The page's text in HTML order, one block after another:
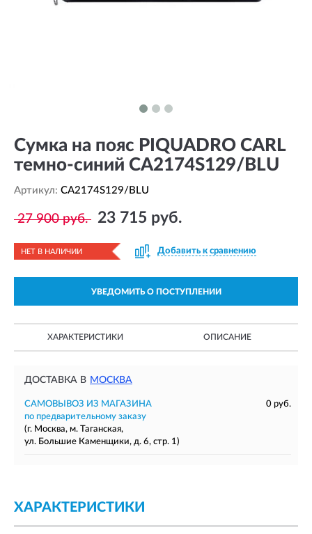
Сумка на пояс PIQUADRO CARL
темно-синий CA2174S129/BLU
Артикул: CA2174S129/BLU
27 900 руб. 23 715 руб.
НЕТ В НАЛИЧИИ Добавить к сравнению
УВЕДОМИТЬ О ПОСТУПЛЕНИИ
ХАРАКТЕРИСТИКИ ОПИСАНИЕ
ДОСТАВКА В МОСКВА
САМОВЫВОЗ ИЗ МАГАЗИНА
0 руб.
по предварительному заказу
(г. Москва, м. Таганская,
ул. Большие Каменщики, д. 6, стр. 1)
ХАРАКТЕРИСТИКИ